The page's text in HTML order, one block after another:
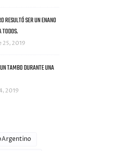
RESULTÓ SER UN ENANO
25, 2019
TAMBO DURANTE UNA
2019